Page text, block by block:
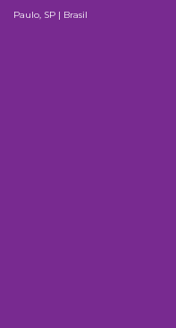
Paulo, SP | Brasil